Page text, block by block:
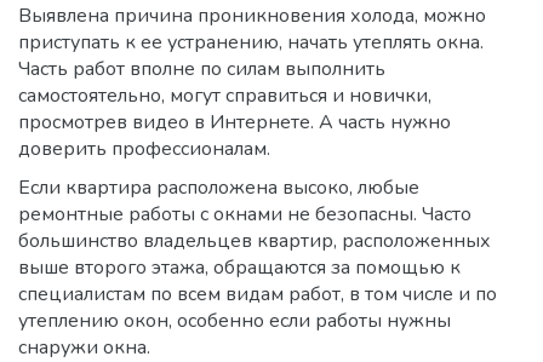
Выявлена причина проникновения холода, можно
приступать к ее устранению, начать утеплять окна.
Часть работ вполне по силам выполнить
самостоятельно, могут справиться и новички,
просмотрев видео в Интернете. А часть нужно
доверить профессионалам.
Если квартира расположена высоко, любые
ремонтные работы с окнами не безопасны. Часто
большинство владельцев квартир, расположенных
выше второго этажа, обращаются за помощью к
специалистам по всем видам работ, в том числе и по
утеплению окон, особенно если работы нужны
снаружи окна.